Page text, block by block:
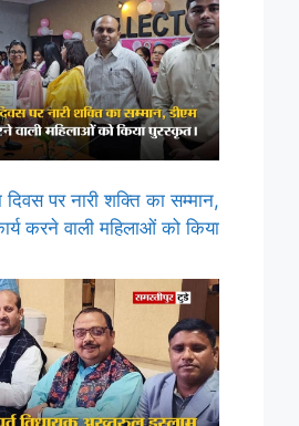
दिवस पर नारी शक्ति का सम्मान,
करने वाली महिलाओं को किया